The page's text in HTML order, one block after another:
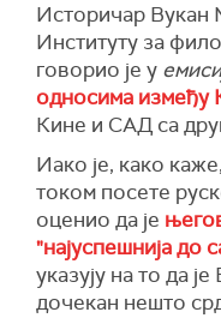
Историчар Вукан
Институту за
говорио је у
односима између
Кине и САД са
Иако је, како
током посете
оценио да је
"најуспешнија до
указују на то да
дочекан нешто